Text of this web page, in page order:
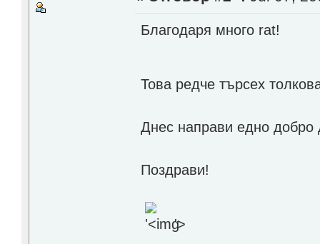
Благодаря много rat!
Това редче търсех
Днес направи едно добро
Поздрави!
'>